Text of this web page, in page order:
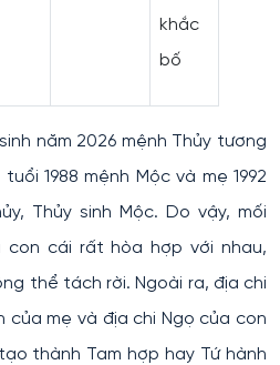
khắc
bố
năm 2026 mệnh Thủy tương
1988 mệnh Mộc và mẹ 1992
Thủy sinh Mộc. Do vậy, mối
con cái rất hòa hợp với nhau,
thể tách rời. Ngoài ra, địa chi
của mẹ và địa chi Ngọ của con
thành Tam hợp hay Tứ hành